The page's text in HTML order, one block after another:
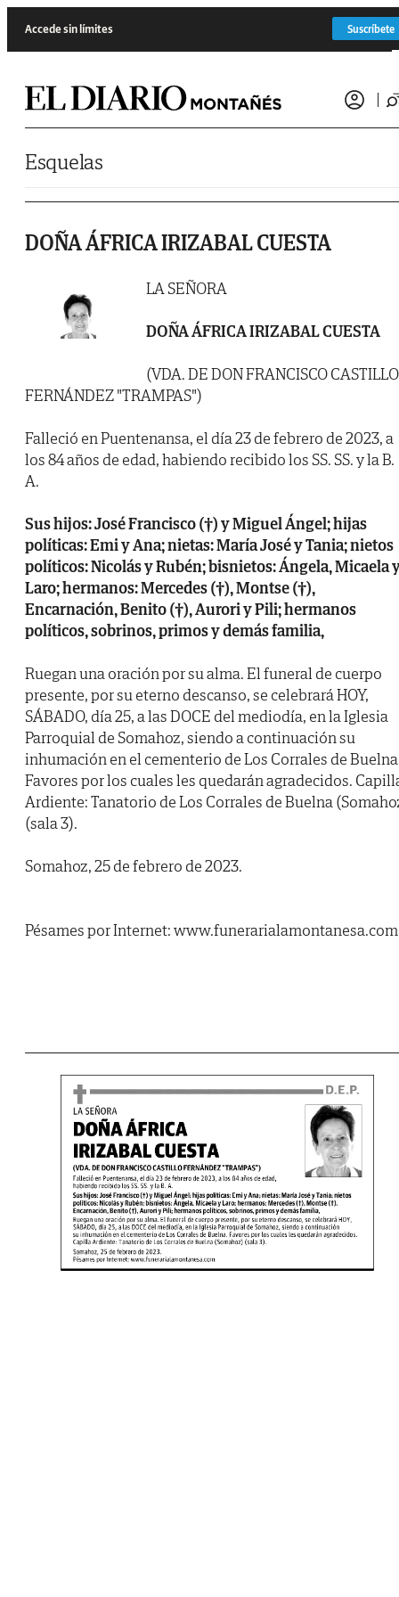
Accede sin límites Suscríbete
Esquelas
DOÑA ÁFRICA IRIZABAL CUESTA
LA SEÑORA
DOÑA ÁFRICA IRIZABAL CUESTA
(VDA. DE DON FRANCISCO CASTILLO
FERNÁNDEZ "TRAMPAS")
Falleció en Puentenansa, el día 23 de febrero de 2023, a
los 84 años de edad, habiendo recibido los SS. SS. y la B.
A.
Sus hijos: José Francisco (†) y Miguel Ángel; hijas
políticas: Emi y Ana; nietas: María José y Tania; nietos
políticos: Nicolás y Rubén; bisnietos: Ángela, Micaela
Laro; hermanos: Mercedes (†), Montse (†),
Encarnación, Benito (†), Aurori y Pili; hermanos
políticos, sobrinos, primos y demás familia,
Ruegan una oración por su alma. El funeral de cuerpo
presente, por su eterno descanso, se celebrará HOY,
SÁBADO, día 25, a las DOCE del mediodía, en la Iglesia
Parroquial de Somahoz, siendo a continuación su
inhumación en el cementerio de Los Corrales de
Favores por los cuales les quedarán agradecidos.
Ardiente: Tanatorio de Los Corrales de Buelna
(sala 3).
Somahoz, 25 de febrero de 2023.
Pésames por Internet: www.funerarialamontanesa.com